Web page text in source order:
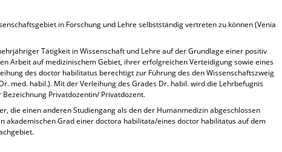
in Forschung und Lehre selbstständig vertreten zu können (Venia
Tätigkeit in Wissenschaft und Lehre auf der Grundlage einer positiv
Arbeit auf medizinischem Gebiet, ihrer erfolgreichen Verteidigung sowie eines
des doctor habilitatus berechtigt zur Führung des den Wissenschaftszweig
med. habil.). Mit der Verleihung des Grades Dr. habil. wird die Lehrbefugnis
Privatdozentin/ Privatdozent.
die einen anderen Studiengang als den der Humanmedizin abgeschlossen
akademischen Grad einer doctora habilitata/eines doctor habilitatus auf dem